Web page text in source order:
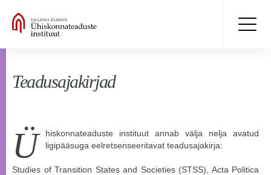
Teadusajakirjad
Ü
hiskonnateaduste instituut annab välja nelja avatud
ligipääsuga eelretsenseeritavat teadusajakirja:
Studies of Transition States and Societies (STSS), Acta Politica